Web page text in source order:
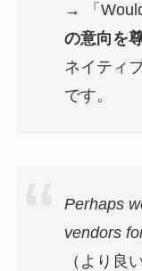
→ 「
の意向を
ネイティ
です。
Perhaps
vendors
（より良